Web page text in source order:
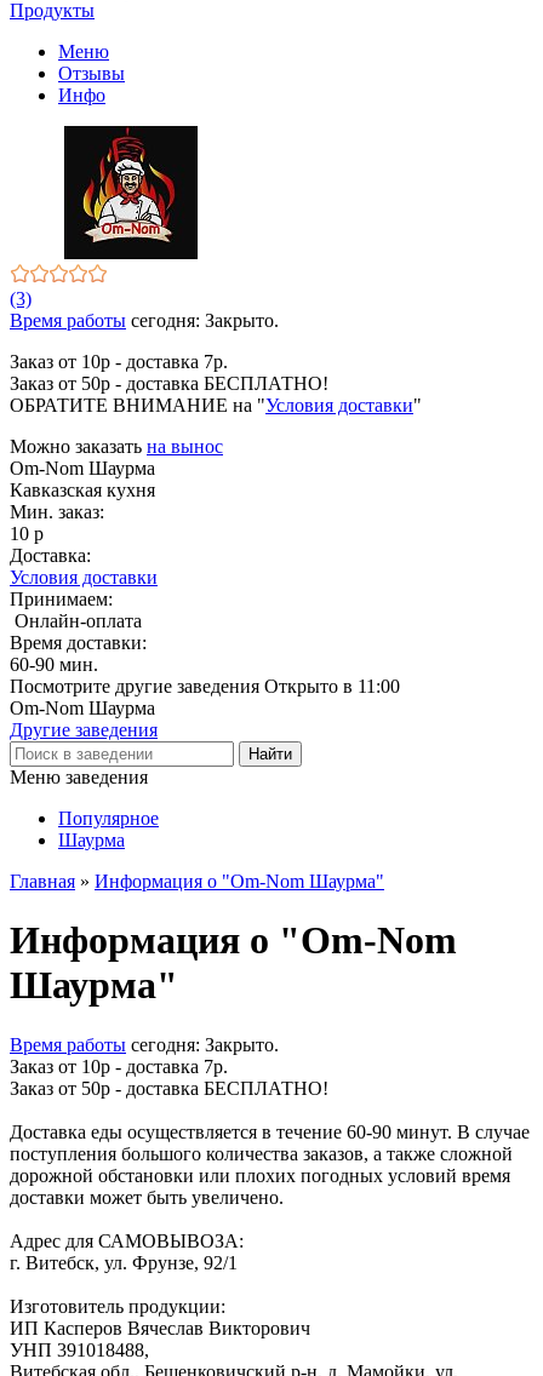
Продукты
Меню
Отзывы
Инфо
(3)
Время работы сегодня: Закрыто.
Заказ от 10р - доставка 7р.
Заказ от 50р - доставка БЕСПЛАТНО!
ОБРАТИТЕ ВНИМАНИЕ на "Условия доставки"
Можно заказать на вынос
Om-Nom Шаурма
Кавказская кухня
Мин. заказ:
10 р
Доставка:
Условия доставки
Принимаем:
Онлайн-оплата
Время доставки:
60-90 мин.
Посмотрите другие заведения Открыто в 11:00
Om-Nom Шаурма
Другие заведения
Меню заведения
Популярное
Шаурма
Главная » Информация о "Om-Nom Шаурма"
Информация о "Om-Nom
Шаурма"
Время работы сегодня: Закрыто.
Заказ от 10р - доставка 7р.
Заказ от 50р - доставка БЕСПЛАТНО!
Доставка еды осуществляется в течение 60-90 минут. В случае
поступления большого количества заказов, а также сложной
дорожной обстановки или плохих погодных условий время
доставки может быть увеличено.
Адрес для САМОВЫВОЗА:
г. Витебск, ул. Фрунзе, 92/1
Изготовитель продукции:
ИП Касперов Вячеслав Викторович
УНП 391018488,
Витебская обл., Бешенковичский р-н, д. Мамойки, ул.